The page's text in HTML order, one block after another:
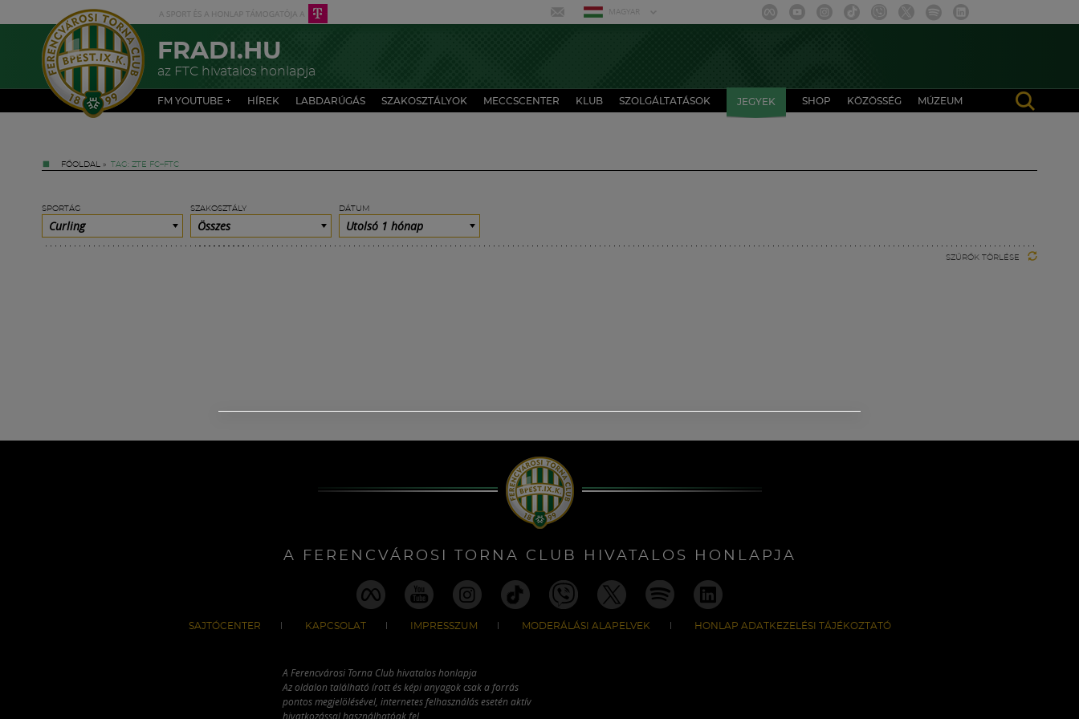
MAGYAR
FRADI.HU
az FTC hivatalos honlapja
FM YOUTUBE + HÍREK LABDARÚGÁS SZAKOSZTÁLYOK MECCSCENTER KLUB SZOLGÁLTATÁSOK JEGYEK SHOP KÖZÖSSÉG MÚZEUM
FŐOLDAL » TAG: ZTE FC–FTC
SPORTÁG
Curling
SZAKOSZTÁLY
Összes
DÁTUM
Utolsó 1 hónap
SZŰRŐK TÖRLÉSE
A FERENCVÁROSI TORNA CLUB HIVATALOS HONLAPJA
SAJTÓCENTER KAPCSOLAT IMPRESSZUM MODERÁLÁSI ALAPELVEK HONLAP ADATKEZELÉSI TÁJÉKOZTATÓ
A Ferencvárosi Torna Club hivatalos honlapja
Az oldalon található írott és képi anyagok csak a forrás
pontos megjelölésével, internetes felhasználás esetén aktív
hivatkozással használhatóak fel.